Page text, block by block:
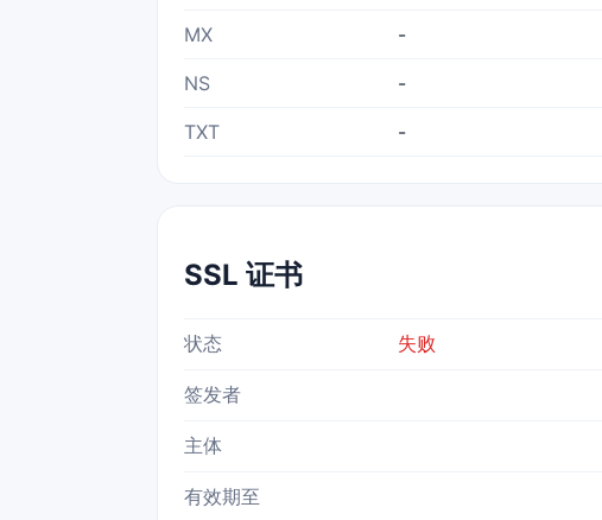
MX -
NS -
TXT -
SSL 证书
状态 失败
签发者
主体
有效期至